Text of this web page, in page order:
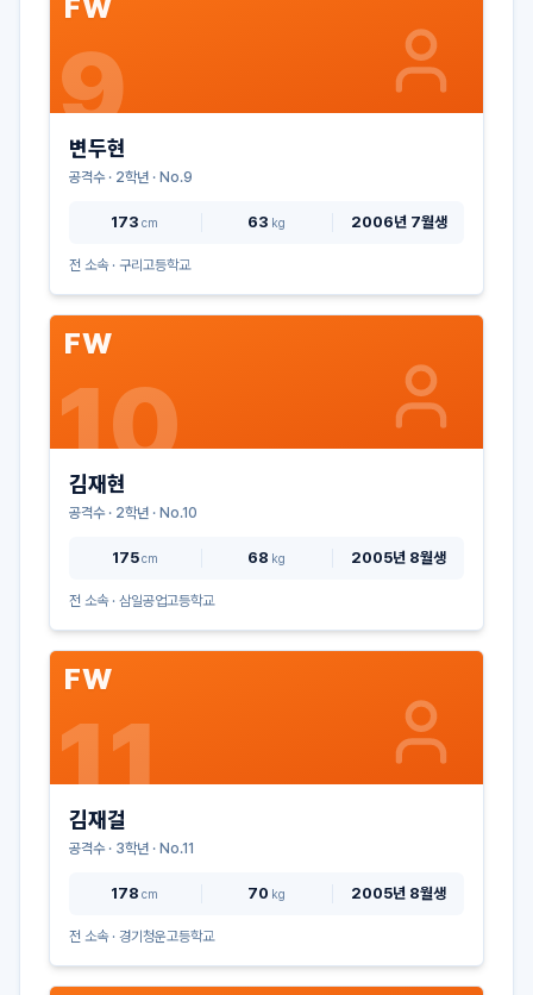
FW
9
변두현
공격수· 2학년 · No.9
173 cm 63 kg 2006년 7월생
전 소속 · 구리고등학교
FW
10
김재현
공격수· 2학년 · No.10
175cm 68 kg 2005년 8월생
전 소속 · 삼일공업고등학교
FW
11
김재걸
공격수· 3학년 · No.11
178 cm 70 kg 2005년 8월생
전 소속 · 경기청운고등학교